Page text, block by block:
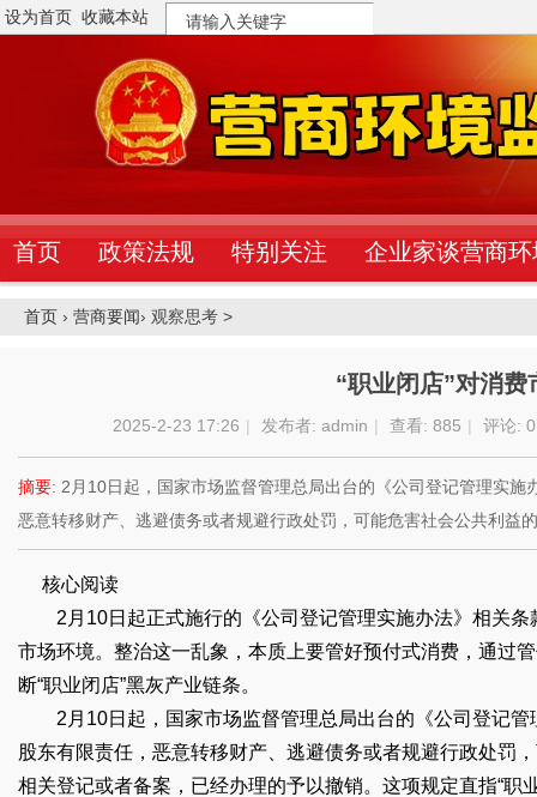
设为首页 收藏本站
搜
索
首页 政策法规 特别关注 企业家谈营商环
首页 › 营商要闻› 观察思考 >
“职业闭店”对消
2025-2-23 17:26 | 发布者: admin | 查看: 885 | 评论: 0
摘要: 2月10日起，国家市场监督管理总局出台的《公司登记管理实
恶意转移财产、逃避债务或者规避行政处罚，可能危害社会公共利益
核心阅读
2月10日起正式施行的《公司登记管理实施办法》相关条
市场环境。整治这一乱象，本质上要管好预付式消费，通过
断“职业闭店”黑灰产业链条。
2月10日起，国家市场监督管理总局出台的《公司登记管
股东有限责任，恶意转移财产、逃避债务或者规避行政处罚
相关登记或者备案，已经办理的予以撤销。这项规定直指“职